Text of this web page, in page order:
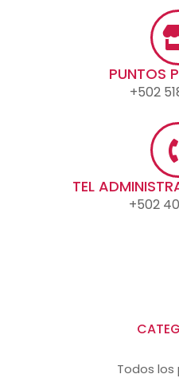
PUNTOS
+502
TEL
+502
Todos